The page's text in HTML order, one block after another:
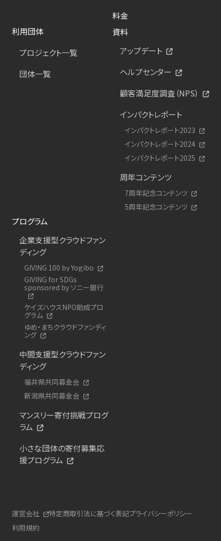
料金
利用団体
プロジェクト一覧
団体一覧
資料
アップデート
ヘルプセンター
顧客満足度調査（NPS）
インパクトレポート
インパクトレポート2023
インパクトレポート2024
インパクトレポート2025
周年コンテンツ
7周年記念コンテンツ
5周年記念コンテンツ
プログラム
企業支援型クラウドファン
ディング
GIVING 100 by Yogibo
GIVING for SDGs
sponsored by ソニー銀行
ケイズハウスNPO助成プロ
グラム
ゆめ・まちクラウドファンディ
ング
中間支援型クラウドファン
ディング
福井県共同募金会
新潟県共同募金会
マンスリー寄付挑戦プログ
ラム
小さな団体の寄付募集応
援プログラム
運営会社 特定商取引法に基づく表記プライバシーポリシー
利用規約